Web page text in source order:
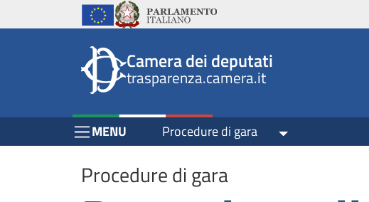
Salta al contenuto principale
Salta al menu di navigazione
top
Istituzioni
Unione EuropeaParlamento Italiano
Camera dei deputati
trasparenza.camera.it
Menu Bar block
MENU Procedure di gara Toggle Dropdown
Procedure di gara
Salta al contenuto principale
Salta al menu di navigazione
Vai a inizio pagina